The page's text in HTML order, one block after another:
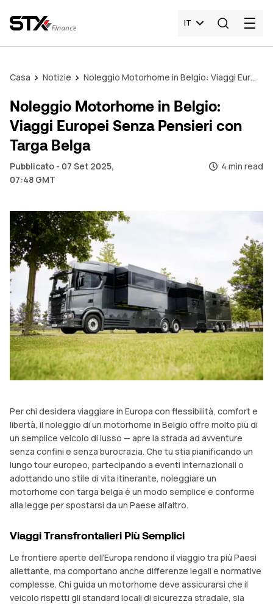
IT
Casa Notizie Noleggio Motorhome in Belgio: Viaggi Europei Senza Pensieri con Targa Belga
Noleggio Motorhome in Belgio:
Viaggi Europei Senza Pensieri con
Targa Belga
Pubblicato - 07 Set 2025,
07:48 GMT
4 min read
Per chi desidera viaggiare in Europa con flessibilità, comfort e
libertà, il noleggio di un motorhome in Belgio offre molto più di
un semplice veicolo di lusso — apre la strada ad avventure
senza confini e senza burocrazia. Che tu stia pianificando un
lungo tour europeo, partecipando a eventi internazionali o
adottando uno stile di vita itinerante, noleggiare un
motorhome con targa belga è un modo semplice e conforme
alla legge per spostarsi da un Paese all’altro.
Viaggi Transfrontalieri Più Semplici
Le frontiere aperte dell’Europa rendono il viaggio tra più Paesi
allettante, ma comportano anche differenze legali e normative
complesse. Chi guida un motorhome deve assicurarsi che il
veicolo rispetti gli standard locali di sicurezza stradale, sia